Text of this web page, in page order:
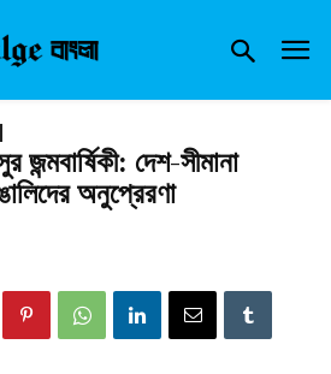
জন্মবার্ষিকী: দেশ-সীমানা
অনুপ্রেরণা